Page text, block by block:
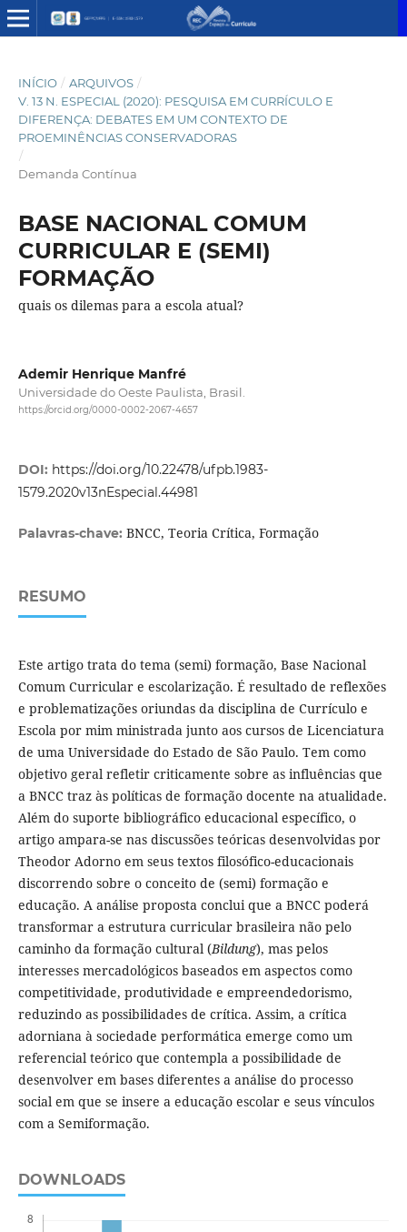
INÍCIO / ARQUIVOS /
V. 13 N. ESPECIAL (2020): PESQUISA EM CURRÍCULO E
DIFERENÇA: DEBATES EM UM CONTEXTO DE
PROEMINÊNCIAS CONSERVADORAS
/
Demanda Contínua
BASE NACIONAL COMUM
CURRICULAR E (SEMI)
FORMAÇÃO
quais os dilemas para a escola atual?
Ademir Henrique Manfré
Universidade do Oeste Paulista, Brasil.
https://orcid.org/0000-0002-2067-4657
DOI: https://doi.org/10.22478/ufpb.1983-
1579.2020v13nEspecial.44981
Palavras-chave: BNCC, Teoria Crítica, Formação
RESUMO
Este artigo trata do tema (semi) formação, Base Nacional
Comum Curricular e escolarização. É resultado de reflexões
e problematizações oriundas da disciplina de Currículo e
Escola por mim ministrada junto aos cursos de Licenciatura
de uma Universidade do Estado de São Paulo. Tem como
objetivo geral refletir criticamente sobre as influências que
a BNCC traz às políticas de formação docente na atualidade.
Além do suporte bibliográfico educacional específico, o
artigo ampara-se nas discussões teóricas desenvolvidas por
Theodor Adorno em seus textos filosófico-educacionais
discorrendo sobre o conceito de (semi) formação e
educação. A análise proposta conclui que a BNCC poderá
transformar a estrutura curricular brasileira não pelo
caminho da formação cultural (Bildung), mas pelos
interesses mercadológicos baseados em aspectos como
competitividade, produtividade e empreendedorismo,
reduzindo as possibilidades de crítica. Assim, a crítica
adorniana à sociedade performática emerge como um
referencial teórico que contempla a possibilidade de
desenvolver em bases diferentes a análise do processo
social em que se insere a educação escolar e seus vínculos
com a Semiformação.
DOWNLOADS